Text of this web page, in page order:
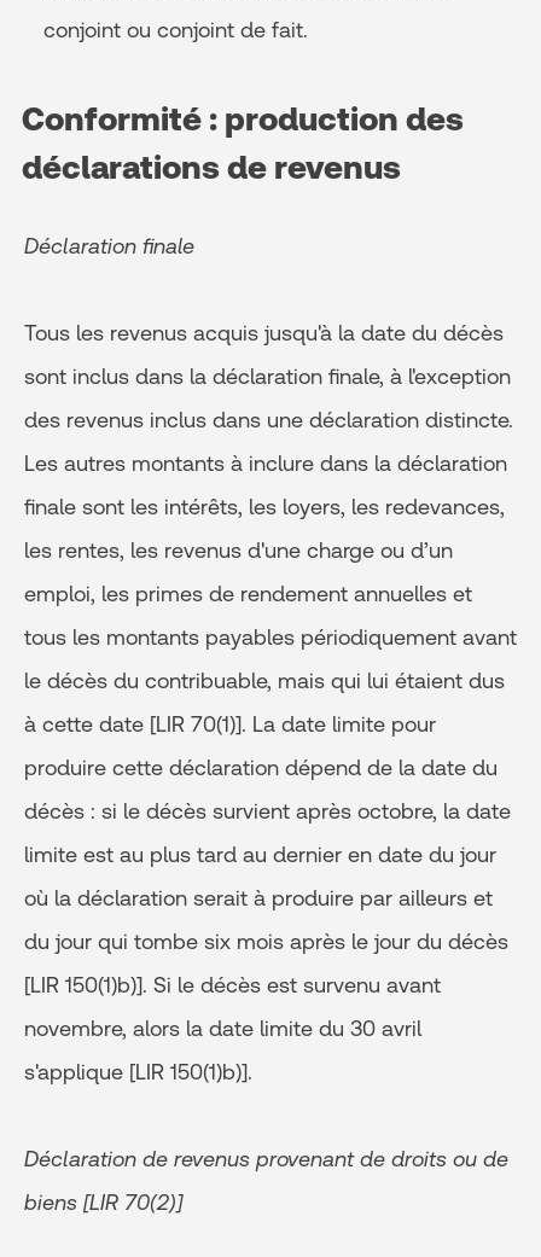
conjoint ou conjoint de fait.
Conformité : production des
déclarations de revenus
Déclaration finale
Tous les revenus acquis jusqu'à la date du décès
sont inclus dans la déclaration finale, à l'exception
des revenus inclus dans une déclaration distincte.
Les autres montants à inclure dans la déclaration
finale sont les intérêts, les loyers, les redevances,
les rentes, les revenus d'une charge ou d’un
emploi, les primes de rendement annuelles et
tous les montants payables périodiquement avant
le décès du contribuable, mais qui lui étaient dus
à cette date [LIR 70(1)]. La date limite pour
produire cette déclaration dépend de la date du
décès : si le décès survient après octobre, la date
limite est au plus tard au dernier en date du jour
où la déclaration serait à produire par ailleurs et
du jour qui tombe six mois après le jour du décès
[LIR 150(1)b)]. Si le décès est survenu avant
novembre, alors la date limite du 30 avril
s'applique [LIR 150(1)b)].
Déclaration de revenus provenant de droits ou de
biens [LIR 70(2)]